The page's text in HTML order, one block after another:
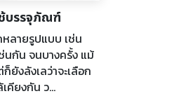
บรรจุภัณฑ์
ลายรูปแบบ เช่น
นกัน จนบางครั้ง แม้
ยังลังเลว่าจะเลือก
คียงกัน ว...